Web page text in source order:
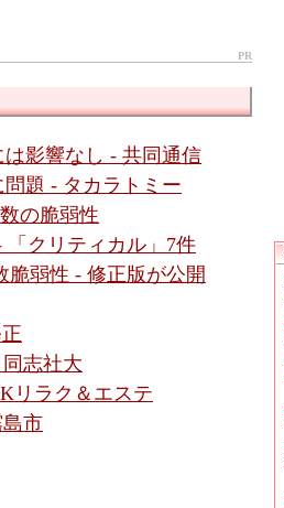
PR
影響なし - 共同通信
題 - タカラトミー
の脆弱性
「クリティカル」7件
脆弱性 - 修正版が公開
志社大
リラク＆エステ
市